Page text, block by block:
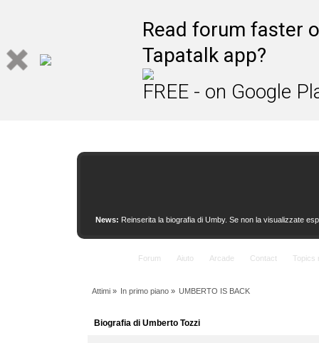
Read forum faster
Tapatalk app?
FREE - on Google
News: Reinserita la biografia di Umby. Se non la visualizzate
Forum Aiuto Arcade Contact Topics
Attimi» In primo piano » UMBERTO IS BACK
Biografia di Umberto Tozzi